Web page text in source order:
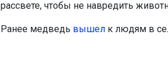
рассвете, чтобы не навредить
Ранее медведь вышелк людям в